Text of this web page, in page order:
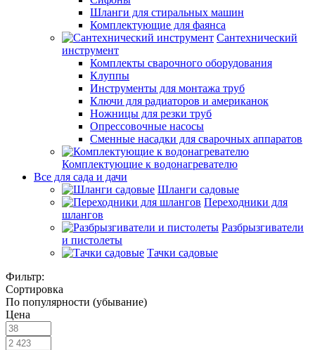
Шланги для стиральных машин
Комплектующие для фаянса
Сантехнический
инструмент
Комплекты сварочного оборудования
Клуппы
Инструменты для монтажа труб
Ключи для радиаторов и американок
Ножницы для резки труб
Опрессовочные насосы
Сменные насадки для сварочных аппаратов
Комплектующие к водонагревателю
Все для сада и дачи
Шланги садовые
Переходники для
шлангов
Разбрызгиватели
и пистолеты
Тачки садовые
Фильтр:
Сортировка
По популярности (убывание)
Цена